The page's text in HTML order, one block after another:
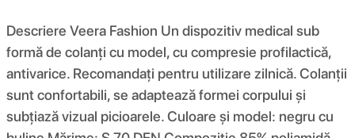
Descriere Veera Fashion Un dispozitiv medical sub
formă de colanți cu model, cu compresie profilactică,
antivarice. Recomandați pentru utilizare zilnică. Colanții
sunt confortabili, se adaptează formei corpului și
subțiază vizual picioarele. Culoare și model: negru cu